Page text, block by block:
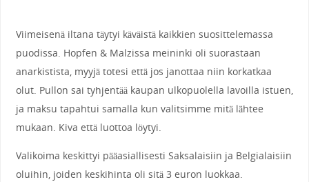
Viimeisenä iltana täytyi käväistä kaikkien suosittelemassa
puodissa. Hopfen & Malzissa meininki oli suorastaan
anarkistista, myyjä totesi että jos janottaa niin korkatkaa
olut. Pullon sai tyhjentää kaupan ulkopuolella lavoilla istuen,
ja maksu tapahtui samalla kun valitsimme mitä lähtee
mukaan. Kiva että luottoa löytyi.
Valikoima keskittyi pääasiallisesti Saksalaisiin ja Belgialaisiin
oluihin, joiden keskihinta oli sitä 3 euron luokkaa.